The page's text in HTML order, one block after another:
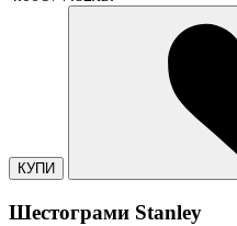
КУПИ
Шестограми Stanley